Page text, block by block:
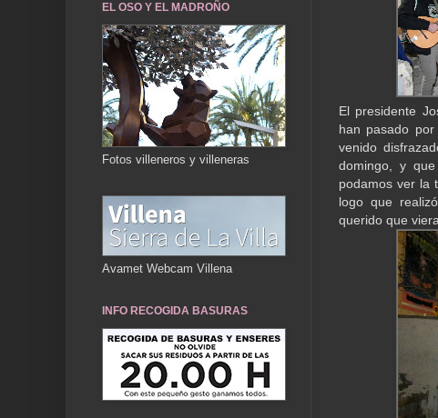
El presidente
han pasado
venido
domingo, y
podamos ver la
logo que
querido que
EL OSO Y EL MADROÑO
Fotos villeneros y villeneras
Avamet Webcam Villena
INFO RECOGIDA BASURAS